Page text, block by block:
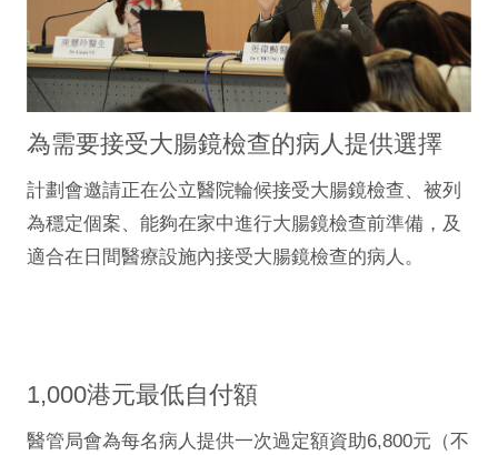
為需要接受大腸鏡檢查的病人提供選擇
計劃會邀請正在公立醫院輪候接受大腸鏡檢查、被列
為穩定個案、能夠在家中進行大腸鏡檢查前準備，及
適合在日間醫療設施內接受大腸鏡檢查的病人。
1,000港元最低自付額
醫管局會為每名病人提供一次過定額資助6,800元（不